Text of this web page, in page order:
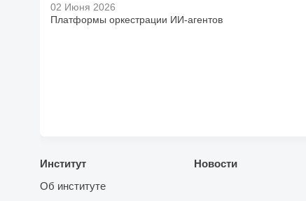
02 Июня 2026
Платформы оркестрации ИИ-агентов
Институт
Об институте
Новости